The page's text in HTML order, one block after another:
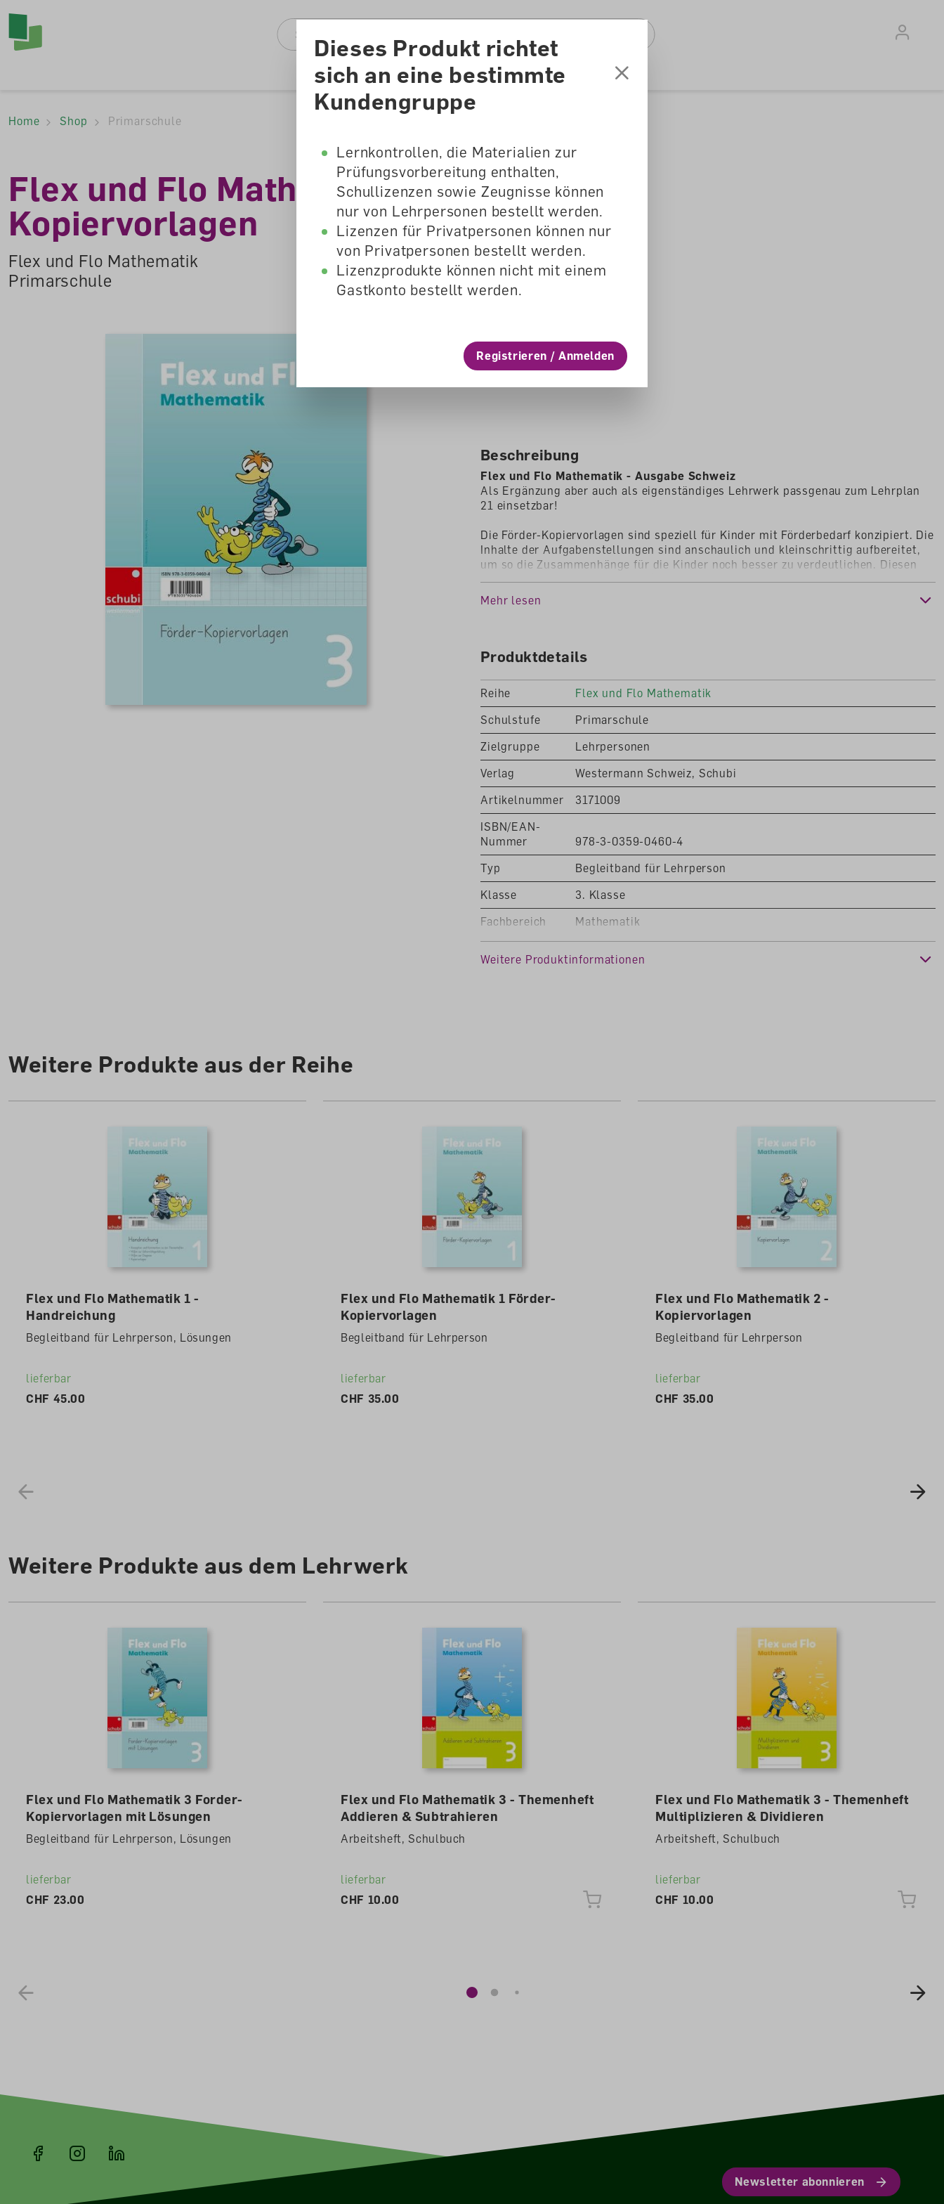
Accesskey Navigation
Direkt
Seitenanfang
Direkt
zur
Direkt
Suche
Shop Lernmedienberatung Verlag
Home Shop Primarschule
Flex und Flo Mathematik 3 Förder-
Kopiervorlagen
Flex und Flo Mathematik
Primarschule
CHF 35.00
Dieses Produkt richtet
sich an eine bestimmte
Kundengruppe
Lernkontrollen, die Materialien zur
Prüfungsvorbereitung enthalten,
Schullizenzen sowie Zeugnisse können
nur von Lehrpersonen bestellt werden.
Lizenzen für Privatpersonen können nur
von Privatpersonen bestellt werden.
Lizenzprodukte können nicht mit einem
Gastkonto bestellt werden.
Registrieren / Anmelden
Beschreibung
Flex und Flo Mathematik - Ausgabe Schweiz
Als Ergänzung aber auch als eigenständiges Lehrwerk passgenau zum Lehrplan
21 einsetzbar!
Die Förder-Kopiervorlagen sind speziell für Kinder mit Förderbedarf konzipiert. Die
Inhalte der Aufgabenstellungen sind anschaulich und kleinschrittig aufbereitet,
um so die Zusammenhänge für die Kinder noch besser zu verdeutlichen. Diesen
folgen dann beziehungsreiche Übungen. Die Kopiervorlagen dienen zur Anbahnung
von sicheren Strategien und zur Beseitigung von Fehlermustern.
zum vollen Preis
Mehr lesen
Produktdetails
Reihe
Flex und Flo Mathematik
Schulstufe
Primarschule
Zielgruppe
Lehrpersonen
Verlag
Westermann Schweiz, Schubi
Artikelnummer
3171009
ISBN/EAN-
Nummer
978-3-0359-0460-4
Typ
Begleitband für Lehrperson
Klasse
3. Klasse
Fachbereich
Mathematik
Weitere Produktinformationen
Weitere Produkte aus der Reihe
Flex und Flo Mathematik 1 -
Handreichung
Begleitband für Lehrperson, Lösungen
lieferbar
CHF 45.00
Flex und Flo Mathematik 1 Förder-
Kopiervorlagen
Begleitband für Lehrperson
lieferbar
CHF 35.00
Flex und Flo Mathematik 2 -
Kopiervorlagen
Begleitband für Lehrperson
lieferbar
CHF 35.00
Weitere Produkte aus dem Lehrwerk
Flex und Flo Mathematik 3 Forder-
Kopiervorlagen mit Lösungen
Begleitband für Lehrperson, Lösungen
lieferbar
CHF 23.00
Flex und Flo Mathematik 3 - Themenheft
Addieren & Subtrahieren
Arbeitsheft, Schulbuch
lieferbar
CHF 10.00
Flex und Flo Mathematik 3 - Themenheft
Multiplizieren & Dividieren
Arbeitsheft, Schulbuch
lieferbar
CHF 10.00
Newsletter abonnieren
Diese Website verwendet Cookies, um eine bestmögliche Erfahrung bieten
zu können.
Konfigurieren
Alle Cookies akzeptieren